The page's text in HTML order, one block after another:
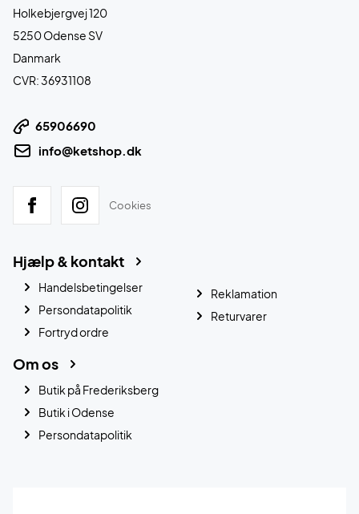
Holkebjergvej 120
5250 Odense SV
Danmark
CVR: 36931108
65906690
info@ketshop.dk
Cookies
Hjælp & kontakt
Handelsbetingelser
Persondatapolitik
Fortryd ordre
Reklamation
Returvarer
Om os
Butik på Frederiksberg
Butik i Odense
Persondatapolitik